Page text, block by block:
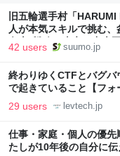
旧五輪選手村「
人が本気スキルで挑む
向上”戦略 東京・中央区
42 users suumo.jp
終わりゆくCTFとバグ
で起きていること【フ
29 users levtech.jp
仕事・家庭・個人の優
たしが10年後の自分に